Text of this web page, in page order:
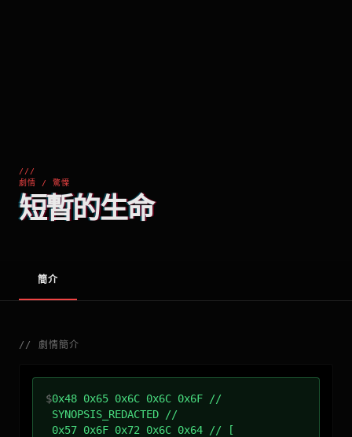
///
劇情 / 驚慄
短暫的生命
簡介
// 劇情簡介
$0x48 0x65 0x6C 0x6C 0x6F //
SYNOPSIS_REDACTED //
0x57 0x6F 0x72 0x6C 0x64 // [